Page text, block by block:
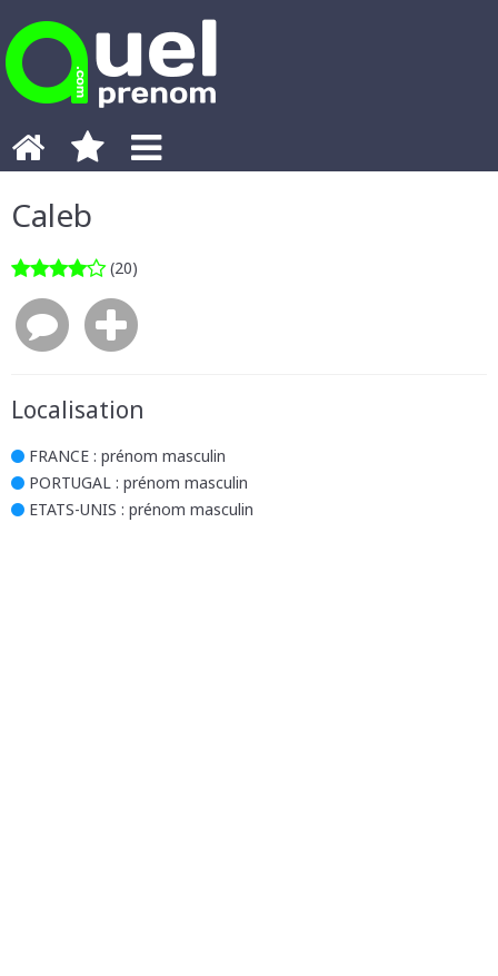
Caleb
(20)
Localisation
FRANCE : prénom masculin
PORTUGAL : prénom masculin
ETATS-UNIS : prénom masculin